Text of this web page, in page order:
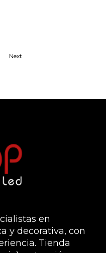
Next
en
y decorativa, con
Tienda